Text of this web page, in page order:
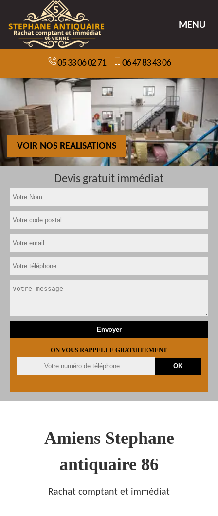
MENU
05 33 06 02 71 06 47 83 43 06
VOIR NOS REALISATIONS
Devis gratuit immédiat
ON VOUS RAPPELLE GRATUITEMENT
Amiens Stephane
antiquaire 86
Rachat comptant et immédiat